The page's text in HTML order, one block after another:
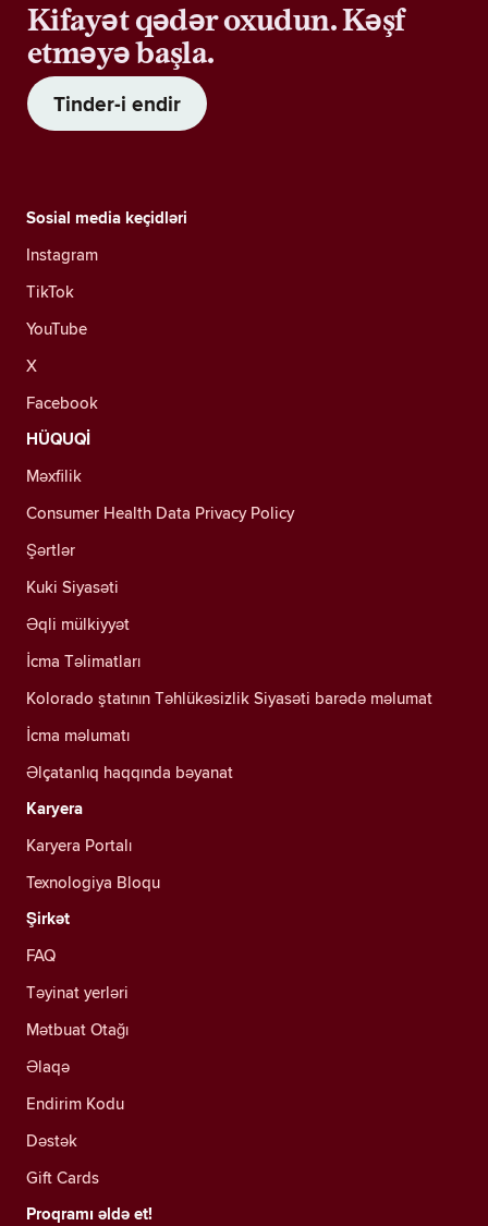
Kifayət qədər oxudun. Kəşf
etməyə başla.
Tinder-i endir
Sosial media keçidləri
Instagram
TikTok
YouTube
X
Facebook
HÜQUQİ
Məxfilik
Consumer Health Data Privacy Policy
Şərtlər
Kuki Siyasəti
Əqli mülkiyyət
İcma Təlimatları
Kolorado ştatının Təhlükəsizlik Siyasəti barədə məlumat
İcma məlumatı
Əlçatanlıq haqqında bəyanat
Karyera
Karyera Portalı
Texnologiya Bloqu
Şirkət
FAQ
Təyinat yerləri
Mətbuat Otağı
Əlaqə
Endirim Kodu
Dəstək
Gift Cards
Proqramı əldə et!